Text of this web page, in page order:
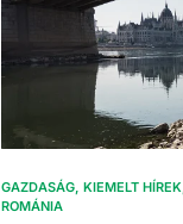
GAZDASÁG KIEMELT HÍREK
ROMÁNIA